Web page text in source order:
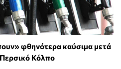
φθηνότερα καύσιμα μετά
Περσικό Κόλπο